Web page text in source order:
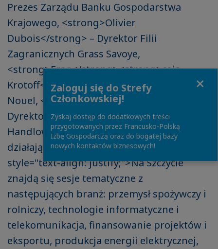
Prezes Zarządu Banku Gospodarstwa
Krajowego, <strong>Olivier
Dubois</strong> – Dyrektor Filii
Zagranicznych Grass Savoye,
<strong>Fran</strong><strong>çois
Krotoff</strong> – Partner Gide Loyrette
Nouel, <strong>Muda Yusuf,</strong>
Dyrektor Generalny Izby Przemysłowo
Handlowej w Lagos oraz prezesi firm
działających na rynku afrykańskim.</p> <p
style="text-align: justify;">Na Szczycie
znajdą się sesje tematyczne z
następujących branż: przemysł spożywczy i
rolniczy, technologie informatyczne i
telekomunikacja, finansowanie projektów i
eksportu, produkcja energii elektrycznej,
Zaloguj się do Strefy
Członkowskiej!
Zyskaj dostęp do dodatkowych treści
przygotowanych przez Francusko-Polską
Izbę Gospodarczą oraz do bogatej bazy
nowych kontaktów biznesowych!